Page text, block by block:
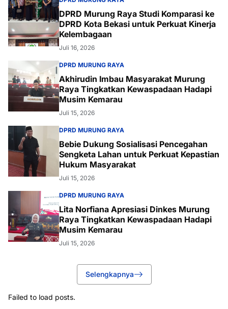
DPRD Murung Raya Studi Komparasi ke
DPRD Kota Bekasi untuk Perkuat Kinerja
Kelembagaan
Juli 16, 2026
DPRD MURUNG RAYA
Akhirudin Imbau Masyarakat Murung
Raya Tingkatkan Kewaspadaan Hadapi
Musim Kemarau
Juli 15, 2026
DPRD MURUNG RAYA
Bebie Dukung Sosialisasi Pencegahan
Sengketa Lahan untuk Perkuat Kepastian
Hukum Masyarakat
Juli 15, 2026
DPRD MURUNG RAYA
Lita Norfiana Apresiasi Dinkes Murung
Raya Tingkatkan Kewaspadaan Hadapi
Musim Kemarau
Juli 15, 2026
Selengkapnya
Failed to load posts.